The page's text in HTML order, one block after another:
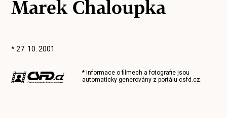
Marek Chaloupka
* 27. 10. 2001
* Informace o filmech a fotografie jsou
automaticky generovány z portálucsfd.cz.